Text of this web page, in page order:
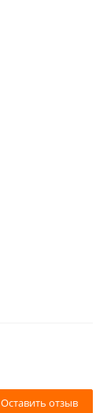
Оставить отзыв